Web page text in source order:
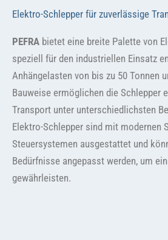
Elektro-Schlepper für zuverlässige
PEFRA bietet eine breite Palette von
speziell für den industriellen Einsatz
Anhängelasten von bis zu 50 Tonnen
Bauweise ermöglichen die Schlepper
Transport unter unterschiedlichsten
Elektro-Schlepper sind mit modernen
Steuersystemen ausgestattet und
Bedürfnisse angepasst werden, um
gewährleisten.